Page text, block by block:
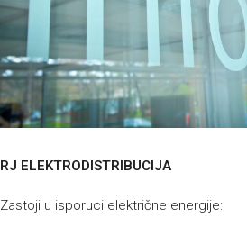
RJ ELEKTRODISTRIBUCIJA
Zastoji u isporuci električne energije: